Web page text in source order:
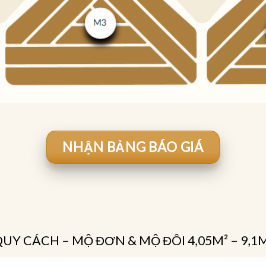
NHẬN BẢNG BÁO GIÁ
CÁCH – MỘ ĐƠN & MỘ ĐÔI 4,05M² –